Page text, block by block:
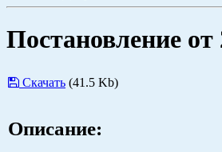
Постановление
Скачать (41.5 Kb)
Описание: